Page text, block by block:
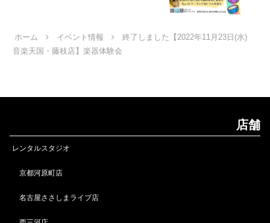
ホーム イベント情報
終了しました【2022年11月23日(水)
音楽天国・藤枝店】楽器体験会
店舗
レンタルスタジオ
京都河原町店
名古屋ささしまライブ店